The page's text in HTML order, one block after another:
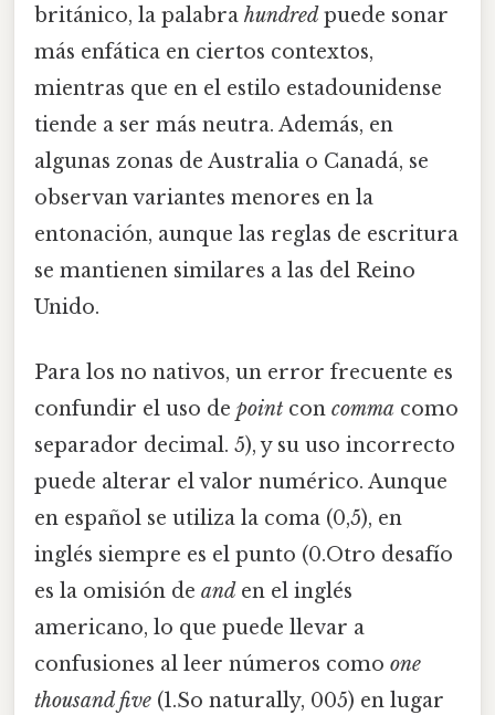
británico, la palabra hundred puede sonar
más enfática en ciertos contextos,
mientras que en el estilo estadounidense
tiende a ser más neutra. Además, en
algunas zonas de Australia o Canadá, se
observan variantes menores en la
entonación, aunque las reglas de escritura
se mantienen similares a las del Reino
Unido.
Para los no nativos, un error frecuente es
confundir el uso de point con comma como
separador decimal. 5), y su uso incorrecto
puede alterar el valor numérico. Aunque
en español se utiliza la coma (0,5), en
inglés siempre es el punto (0.Otro desafío
es la omisión de and en el inglés
americano, lo que puede llevar a
confusiones al leer números como one
thousand five (1.So naturally, 005) en lugar